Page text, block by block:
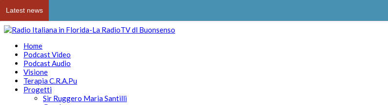
Latest news
Home
Podcast Video
Podcast Audio
Visione
Terapia C.R.A.Pu
Progetti
Sir Ruggero Maria Santilli